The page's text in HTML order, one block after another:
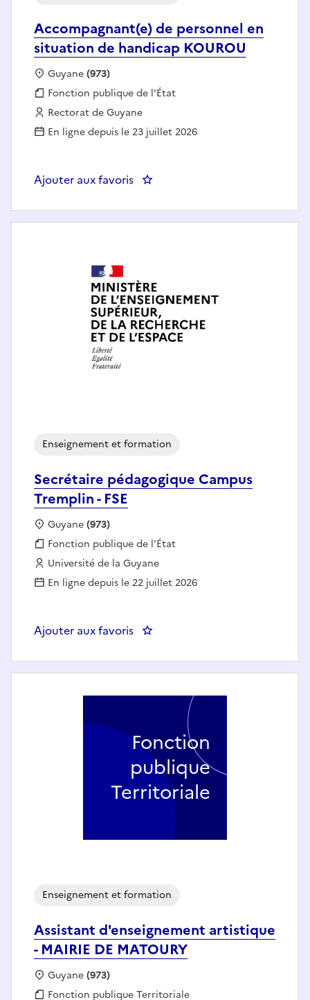
Accompagnant(e) de personnel en
situation de handicap KOUROU
Localisation :
Guyane(973)
Fonction publique :
Fonction publique de l'État
Employeur :
Rectorat de Guyane
En ligne depuis le 23 juillet 2026
Ajouter aux favoris : Accompagnant(e) de
Secrétaire pédagogique Campus
Tremplin - FSE
Enseignement et formation
Localisation :
Guyane(973)
Fonction publique :
Fonction publique de l'État
Employeur :
Université de la Guyane
En ligne depuis le 22 juillet 2026
Ajouter aux favoris : Secrétaire pédagogique
Assistant d'enseignement artistique
- MAIRIE DE MATOURY
Enseignement et formation
Localisation :
Guyane(973)
Fonction publique :
Fonction publique Territoriale
Fonction
publique
Territoriale